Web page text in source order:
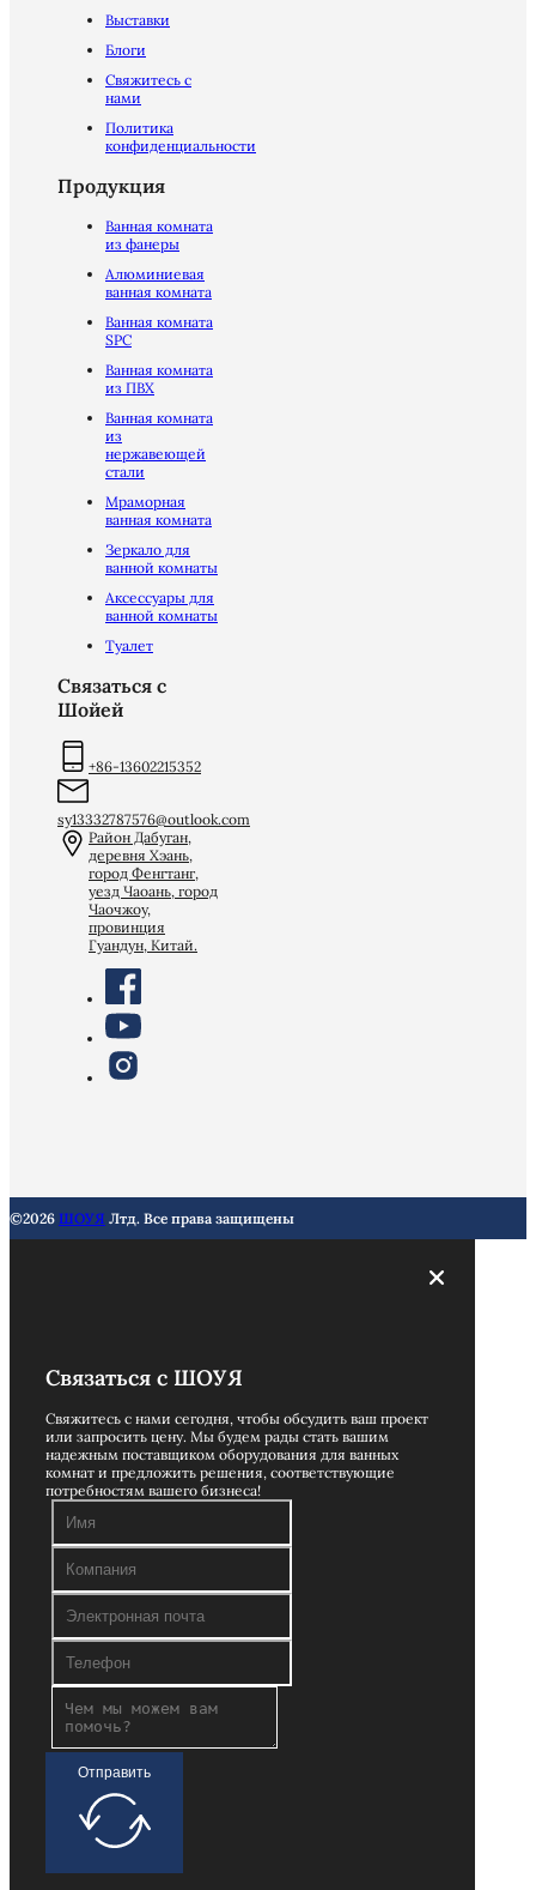
Выставки
Блоги
Свяжитесь с
нами
Политика
конфиденциальности
Продукция
Ванная комната
из фанеры
Алюминиевая
ванная комната
Ванная комната
SPC
Ванная комната
из ПВХ
Ванная комната
из
нержавеющей
стали
Мраморная
ванная комната
Зеркало для
ванной комнаты
Аксессуары для
ванной комнаты
Туалет
Связаться с
Шойей
+86-13602215352
sy13332787576@outlook.com
Район Дабуган,
деревня Хэань,
город Фенгтанг,
уезд Чаоань, город
Чаочжоу,
провинция
Гуандун, Китай.
©2026 ШОУЯ Лтд. Все права защищены
Связаться с ШОУЯ
Свяжитесь с нами сегодня, чтобы обсудить ваш проект
или запросить цену. Мы будем рады стать вашим
надежным поставщиком оборудования для ванных
комнат и предложить решения, соответствующие
потребностям вашего бизнеса!
Отправить